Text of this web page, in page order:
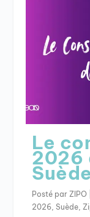
Le
2026
Suède
Posté parZIPO
2026 ,Suède ,